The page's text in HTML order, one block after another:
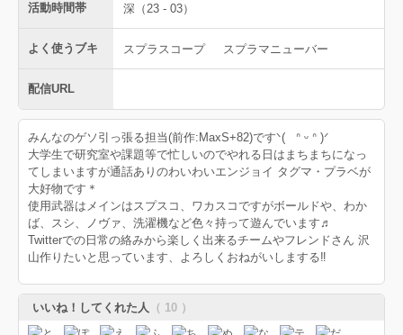
活動時間帯 深（23 - 03）
よく使うブキ スプラスコープ スプラマニューバー
配信URL
みんなのゲソ引っ張る担当(前作:MaxS+82)ですᐠ( ᐢ ᵕ ᐢ )ᐟ
大学生で研究室や課題等で忙しいのでやれる日はまちまちになっ
てしまいますが通話ありのわいわいエンジョイ タグマ・プラベが
大好物です＊
使用武器はメインはスプスコ、ワカスコですがボールドや、わか
ば、スシ、ノヴァ、洗濯機など色々持って遊んでいます♬
Twitterでの日常の絡みから楽しく出来るチームやフレンドさん 沢
山作りたいと思っています、よろしくおねがいしまする‼︎
いいね！してくれた人 （ 10 ）